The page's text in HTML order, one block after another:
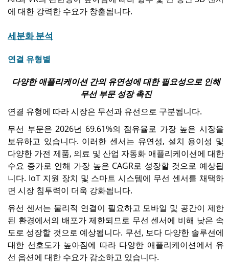
에 대한 강력한 수요가 창출됩니다.
세분화 분석
연결 유형별
다양한 애플리케이션 간의 유연성에 대한 필요성으로 인해
무선 부문 성장 촉진
연결 유형에 따라 시장은 무선과 유선으로 구분됩니다.
무선 부문은 2026년 69.61%의 점유율로 가장 높은 시장을
보유하고 있습니다. 이러한 센서는 유연성, 설치 용이성 및
다양한 가전 제품, 의료 및 산업 자동화 애플리케이션에 대한
수요 증가로 인해 가장 높은 CAGR로 성장할 것으로 예상됩
니다. IoT 지원 장치 및 스마트 시스템에 무선 센서를 채택하
면 시장 침투력이 더욱 강화됩니다.
유선 센서는 물리적 연결이 필요하고 모바일 및 공간이 제한
된 환경에서의 배포가 제한되므로 무선 센서에 비해 낮은 속
도로 성장할 것으로 예상됩니다. 무선, 보다 다양한 솔루션에
대한 선호도가 높아짐에 따라 다양한 애플리케이션에서 유
선 옵션에 대한 수요가 감소하고 있습니다.